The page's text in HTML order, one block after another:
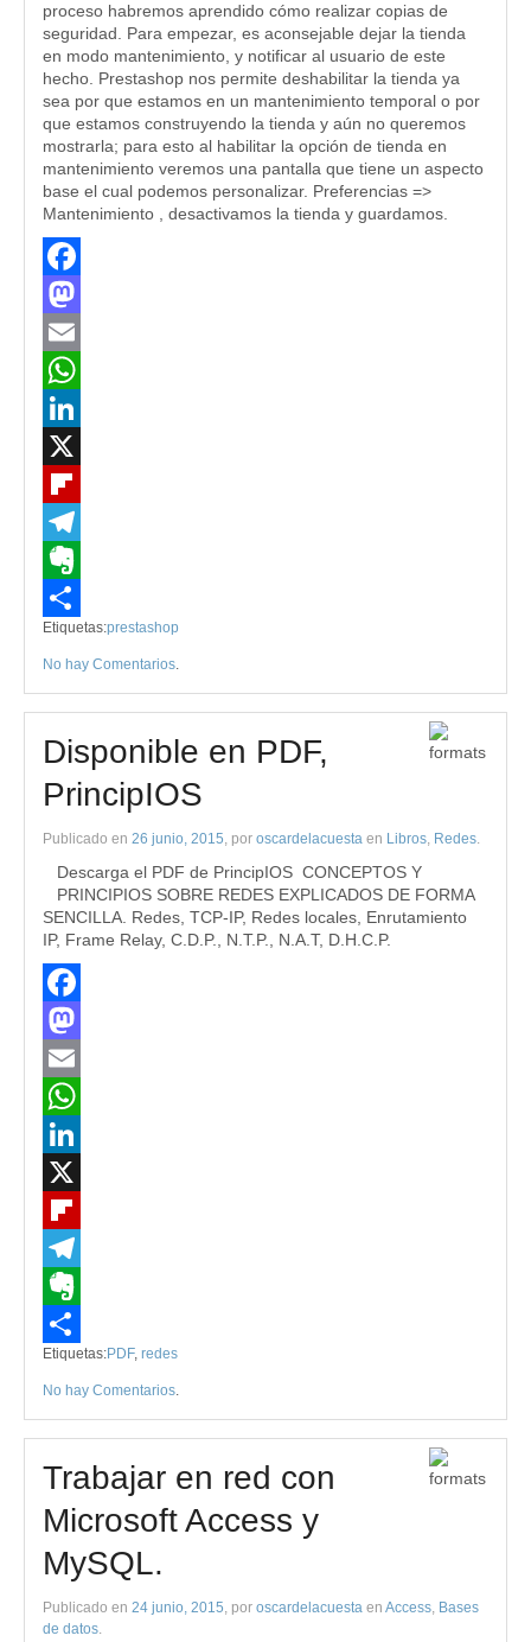
proceso habremos aprendido cómo realizar copias de
seguridad. Para empezar, es aconsejable dejar la tienda
en modo mantenimiento, y notificar al usuario de este
hecho. Prestashop nos permite deshabilitar la tienda ya
sea por que estamos en un mantenimiento temporal o por
que estamos construyendo la tienda y aún no queremos
mostrarla; para esto al habilitar la opción de tienda en
mantenimiento veremos una pantalla que tiene un aspecto
base el cual podemos personalizar. Preferencias =>
Mantenimiento , desactivamos la tienda y guardamos.
Facebook
Mastodon
Email
WhatsApp
LinkedIn
Flipboard
Telegram
Evernote
Compartir
Etiquetas:prestashop
No hay Comentarios.
Disponible en PDF,
PrincipIOS
Publicado en 26 junio, 2015, por oscardelacuesta en Libros, Redes.
Descarga el PDF de PrincipIOS CONCEPTOS Y
PRINCIPIOS SOBRE REDES EXPLICADOS DE FORMA
SENCILLA. Redes, TCP-IP, Redes locales, Enrutamiento
IP, Frame Relay, C.D.P., N.T.P., N.A.T, D.H.C.P.
Facebook
Mastodon
Email
WhatsApp
LinkedIn
Flipboard
Telegram
Evernote
Compartir
Etiquetas:PDF, redes
No hay Comentarios.
Trabajar en red con
Microsoft Access y
MySQL.
Publicado en 24 junio, 2015, por oscardelacuesta en Access, Bases
de datos.